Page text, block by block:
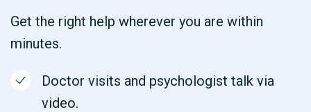
Get the right help wherever you are within
minutes.
Doctor visits and psychologist talk via
video.